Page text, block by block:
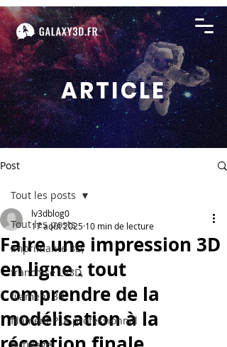
ARTICLE
Post
Tout les posts
imprimante 3D,
franchise LV3D,
filament 3d,
filament PLA professionnel
Tout les posts
Faire une impression 3D
en ligne : tout
comprendre de la
modélisation à la
lv3dblog0
17 août 2025 10 min de lecture